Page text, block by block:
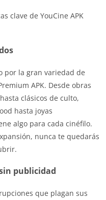
clave de YouCine APK
por la gran variedad de
APK. Desde obras
clásicos de culto,
hasta joyas
algo para cada cinéfilo.
nunca te quedarás
publicidad
que plagan sus